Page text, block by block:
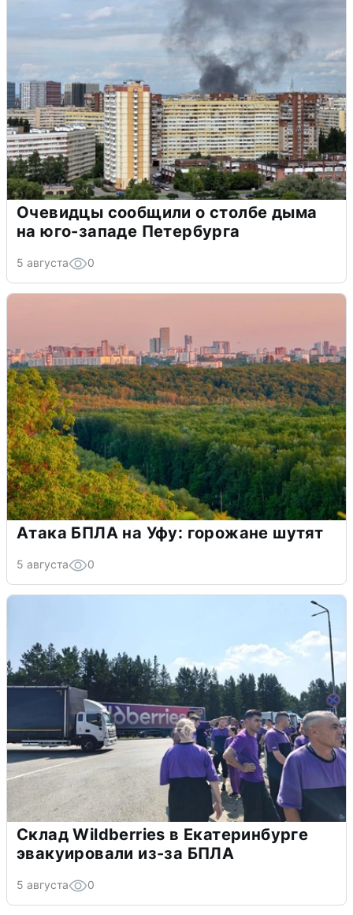
Очевидцы сообщили о столбе дыма
на юго-западе Петербурга
5 августа 0
Атака БПЛА на Уфу: горожане шутят
5 августа 0
Склад Wildberries в Екатеринбурге
эвакуировали из-за БПЛА
5 августа 0